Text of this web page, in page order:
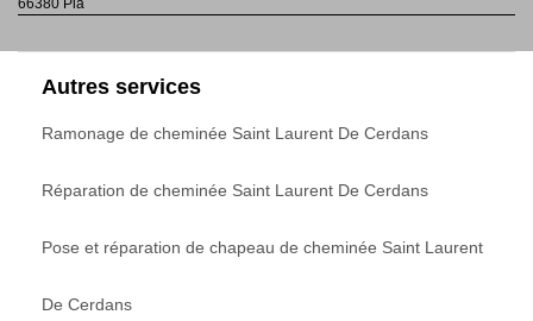
Autres services
Ramonage de cheminée Saint Laurent De Cerdans
Réparation de cheminée Saint Laurent De Cerdans
Pose et réparation de chapeau de cheminée Saint Laurent
De Cerdans